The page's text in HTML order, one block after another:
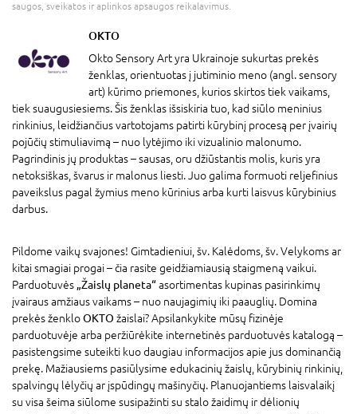
saugos, sveikatos ir aplinkos apsaugos reikalavimus.
OKTO
Okto Sensory Art yra Ukrainoje sukurtas prekės
ženklas, orientuotas į jutiminio meno (angl. sensory
art) kūrimo priemones, kurios skirtos tiek vaikams,
tiek suaugusiesiems. Šis ženklas išsiskiria tuo, kad siūlo meninius
rinkinius, leidžiančius vartotojams patirti kūrybinį procesą per įvairių
pojūčių stimuliavimą – nuo lytėjimo iki vizualinio malonumo.
Pagrindinis jų produktas – sausas, oru džiūstantis molis, kuris yra
netoksiškas, švarus ir malonus liesti. Juo galima formuoti reljefinius
paveikslus pagal žymius meno kūrinius arba kurti laisvus kūrybinius
darbus.
Pildome vaikų svajones! Gimtadieniui, šv. Kalėdoms, šv. Velykoms ar
kitai smagiai progai – čia rasite geidžiamiausią staigmeną vaikui.
Parduotuvės „Žaislų planeta“asortimentas kupinas pasirinkimų
įvairaus amžiaus vaikams – nuo naujagimių iki paauglių. Domina
prekės ženkloOKTO žaislai? Apsilankykite mūsų fizinėje
parduotuvėje arba peržiūrėkite internetinės parduotuvės katalogą –
pasistengsime suteikti kuo daugiau informacijos apie jus dominančią
prekę. Mažiausiems pasiūlysime edukacinių žaislų, kūrybinių rinkinių,
spalvingų lėlyčių ar įspūdingų mašinyčių. Planuojantiems laisvalaikį
su visa šeima siūlome susipažinti su stalo žaidimų ir dėlionių